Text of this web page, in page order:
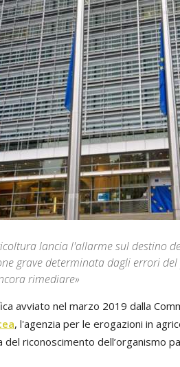
lancia l'allarme sul destino
grave determinata dagli errori
rimediare»
avviato nel marzo 2019 dalla
, l'agenzia per le erogazioni in
del riconoscimento dell’organismo